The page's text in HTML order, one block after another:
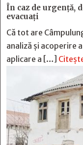
În caz de urgență,
evacuați
Că tot are
analiză și acoperire
aplicare a […]